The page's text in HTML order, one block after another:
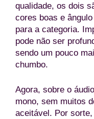
qualidade, os dois
cores boas e
para a categoria.
pode não ser
sendo um pouco
chumbo.
Agora, sobre o
mono, sem muitos
aceitável. Por